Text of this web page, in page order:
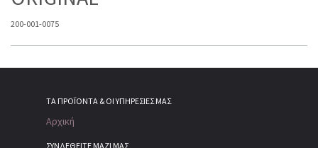
200-001-0075
ΤΑ ΠΡΟΪΌΝΤΑ & ΟΙ ΥΠΗΡΕΣΊΕΣ ΜΑΣ
Αρχική
ΣΥΝΔΕΘΕΙΤΕ ΜΑΖΙ ΜΑΣ